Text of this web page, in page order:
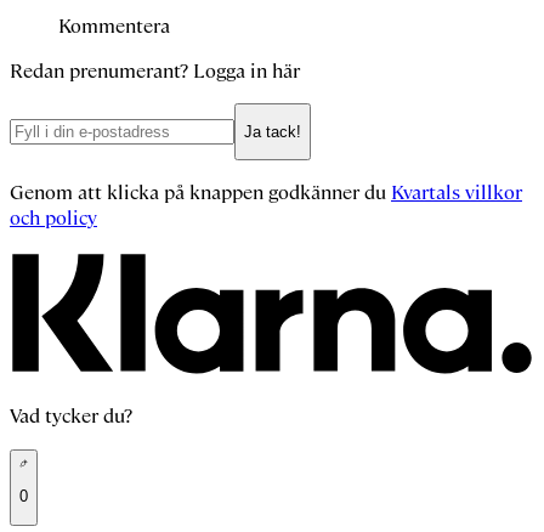
Kommentera
Redan prenumerant? Logga in här
Ja tack!
Genom att klicka på knappen godkänner du Kvartals villkor
och policy
Vad tycker du?
0